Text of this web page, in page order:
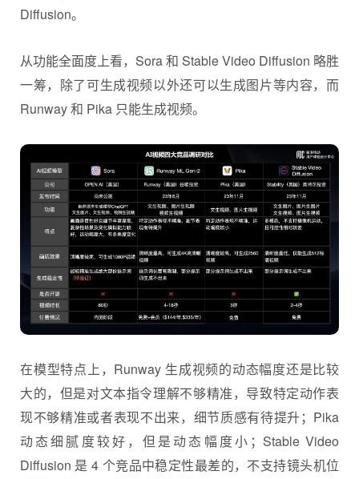
Diffusion。
从功能全面度上看，Sora 和 Stable Video Diffusion 略胜
一筹，除了可生成视频以外还可以生成图片等内容，而
Runway 和 Pika 只能生成视频。
在模型特点上，Runway 生成视频的动态幅度还是比较
大的，但是对文本指令理解不够精准，导致特定动作表
现不够精准或者表现不出来，细节质感有待提升；Pika
动态细腻度较好，但是动态幅度小；Stable Video
Diffusion 是 4 个竞品中稳定性最差的，不支持镜头机位